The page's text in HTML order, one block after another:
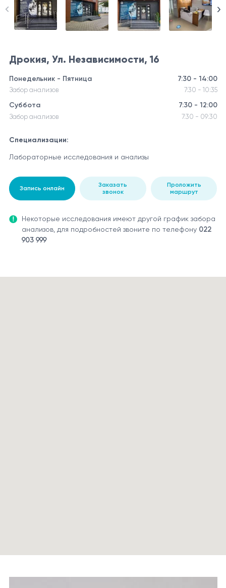
Дрокия, Ул. Независимости, 16
Понедельник - Пятница 7:30 - 14:00
Забор анализов 7:30 - 10:35
Суббота 7:30 - 12:00
Забор анализов 7:30 - 09:30
Специализации:
Лабораторные исследования и анализы
Запись онлайн
Заказать
звонок
Проложить
маршрут
Некоторые исследования имеют другой график забора
анализов, для подробностей звоните по телефону 022
903 999